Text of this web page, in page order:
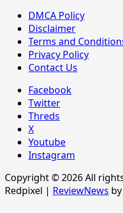
DMCA Policy
Disclaimer
Terms and
Privacy Policy
Contact Us
Facebook
Twitter
Threds
X
Youtube
Instagram
Copyright © 2026 All
Redpixel | ReviewNews